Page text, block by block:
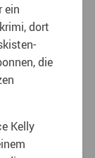
ein
dort
die
Kelly